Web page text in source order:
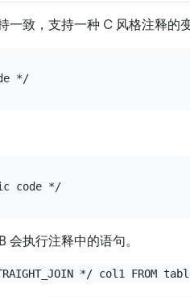
一致，支持一种 C 风格注释的
/*! Specific code */
/*!50110 Specific code */
会执行注释中的语句。
*/ col1 FROM